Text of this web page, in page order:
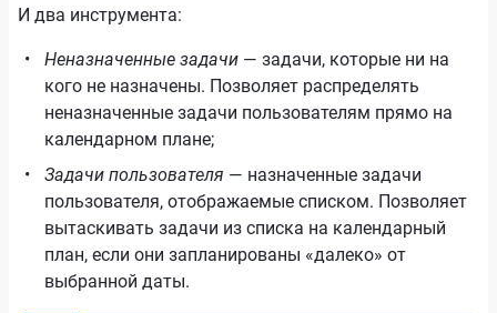
И два инструмента:
Неназначенные задачи — задачи, которые ни на
кого не назначены. Позволяет распределять
неназначенные задачи пользователям прямо на
календарном плане;
Задачи пользователя — назначенные задачи
пользователя, отображаемые списком. Позволяет
вытаскивать задачи из списка на календарный
план, если они запланированы «далеко» от
выбранной даты.